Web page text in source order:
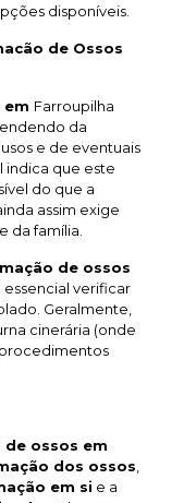
disponíveis.
de Ossos
em Farroupilha
da
e de eventuais
indica que este
do que a
assim exige
da família.
de ossos
essencial verificar
Geralmente,
cinerária (onde
procedimentos
de ossos em
dos ossos
em si e a